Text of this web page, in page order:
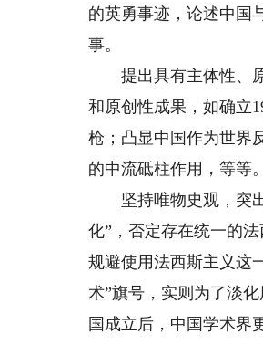
的英勇事迹，论述中国
事。
提出具有主体性、原
和原创性成果，如确立
枪；凸显中国作为世界
的中流砥柱作用，等等
坚持唯物史观，突出
化”，否定存在统一的
规避使用法西斯主义这
术”旗号，实则为了淡
国成立后，中国学术界